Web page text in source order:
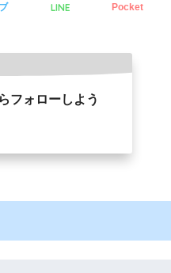
LINE Pocket
フォローしよう